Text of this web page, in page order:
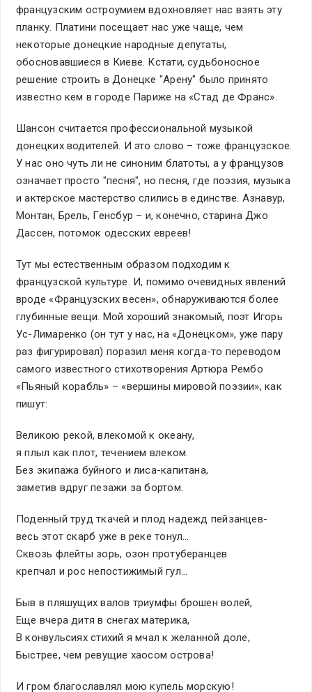
французским остроумием вдохновляет нас взять эту
планку. Платини посещает нас уже чаще, чем
некоторые донецкие народные депутаты,
обосновавшиеся в Киеве. Кстати, судьбоносное
решение строить в Донецке "Арену" было принято
известно кем в городе Париже на «Стад де Франс».
Шансон считается профессиональной музыкой
донецких водителей. И это слово – тоже французское.
У нас оно чуть ли не синоним блатоты, а у французов
означает просто "песня", но песня, где поэзия, музыка
и актерское мастерство слились в единстве. Азнавур,
Монтан, Брель, Генсбур – и, конечно, старина Джо
Дассен, потомок одесских евреев!
Тут мы естественным образом подходим к
французской культуре. И, помимо очевидных явлений
вроде «Французских весен», обнаруживаются более
глубинные вещи. Мой хороший знакомый, поэт Игорь
Ус-Лимаренко (он тут у нас, на «Донецком», уже пару
раз фигурировал) поразил меня когда-то переводом
самого известного стихотворения Артюра Рембо
«Пьяный корабль» – «вершины мировой поэзии», как
пишут:
Великою рекой, влекомой к океану,
я плыл как плот, течением влеком.
Без экипажа буйного и лиса-капитана,
заметив вдруг пезажи за бортом.
Поденный труд ткачей и плод надежд пейзанцев-
весь этот скарб уже в реке тонул…
Сквозь флейты зорь, озон протуберанцев
крепчал и рос непостижимый гул…
Быв в пляшущих валов триумфы брошен волей,
Еще вчера дитя в снегах материка,
В конвульсиях стихий я мчал к желанной доле,
Быстрее, чем ревущие хаосом острова!
И гром благославлял мою купель морскую!